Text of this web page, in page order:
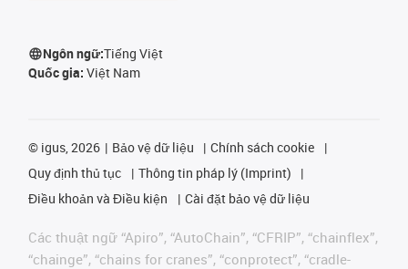
Ngôn ngữ:Tiếng Việt
Quốc gia: Việt Nam
© igus, 2026 Bảo vệ dữ liệu
Chính sách cookie
Quy định thủ tục
Thông tin pháp lý (Imprint)
Điều khoản và Điều kiện
Cài đặt bảo vệ dữ liệu
Các thuật ngữ “Apiro”, “AutoChain”, “CFRIP”, “chainflex”,
“chainge”, “chains for cranes”, “conprotect”, “cradle-